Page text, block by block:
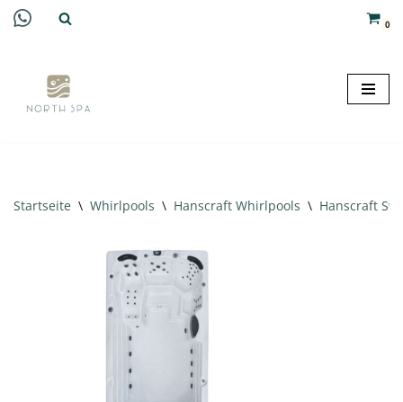
springen
0
Startseite \ Whirlpools \ Hanscraft Whirlpools \ Hanscraft